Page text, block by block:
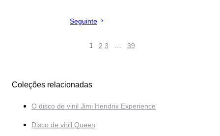
Seguinte
1 2 3 … 39
Coleções relacionadas
O disco de vinil Jimi Hendrix Experience
Disco de vinil Queen